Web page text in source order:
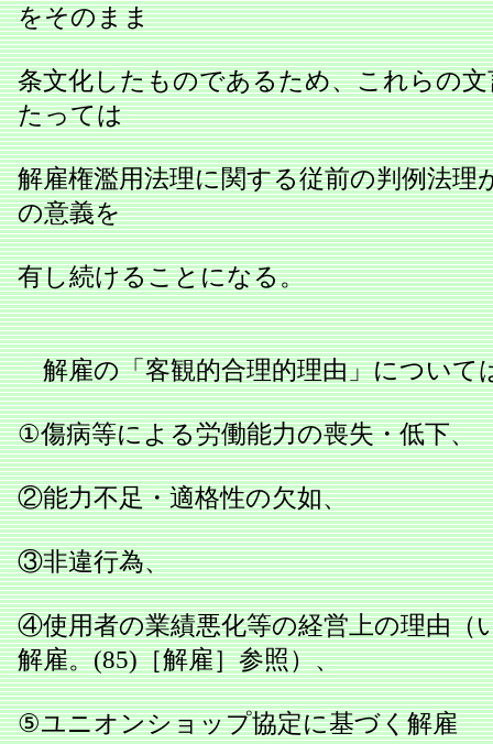
をそのまま
条文化したものであるため、これらの
たっては
解雇権濫用法理に関する従前の判例法理
の意義を
有し続けることになる。
解雇の「客観的合理的理由」について
①傷病等による労働能力の喪失・低下、
②能力不足・適格性の欠如、
③非違行為、
④使用者の業績悪化等の経営上の理由（
解雇。(85)［解雇］参照）、
⑤ユニオンショップ協定に基づく解雇